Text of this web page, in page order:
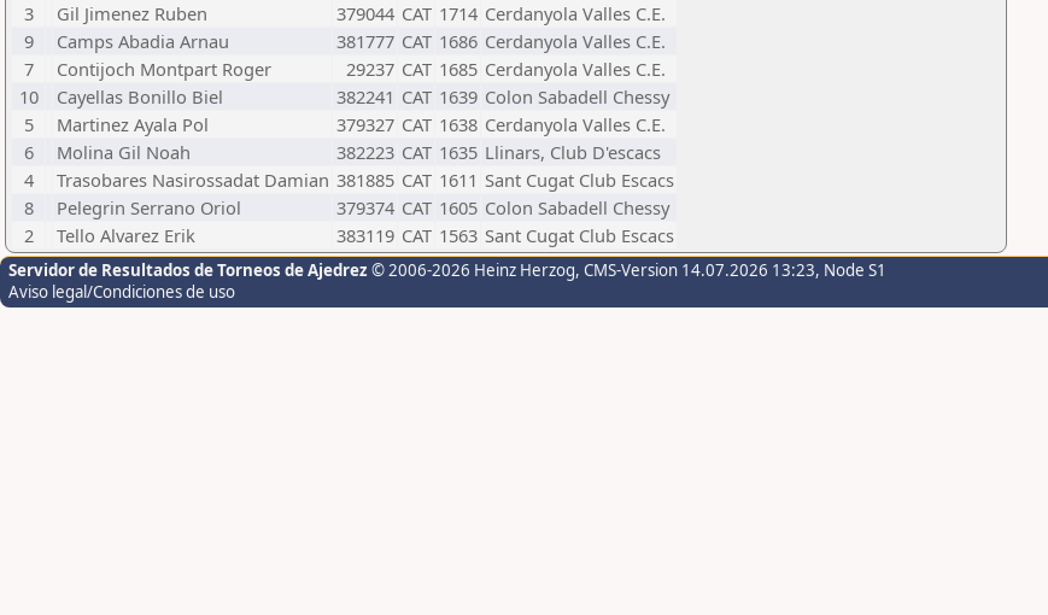
3
Gil Jimenez Ruben 379044 CAT 1714 Cerdanyola Valles C.E.
9
Camps Abadia Arnau 381777 CAT 1686 Cerdanyola Valles C.E.
7
Contijoch Montpart Roger 29237 CAT 1685 Cerdanyola Valles C.E.
10
Cayellas Bonillo Biel 382241 CAT 1639 Colon Sabadell Chessy
5
Martinez Ayala Pol 379327 CAT 1638 Cerdanyola Valles C.E.
6
Molina Gil Noah 382223 CAT 1635 Llinars, Club D'escacs
4
Trasobares Nasirossadat Damian 381885 CAT 1611 Sant Cugat Club Escacs
8
Pelegrin Serrano Oriol 379374 CAT 1605 Colon Sabadell Chessy
2
Tello Alvarez Erik 383119 CAT 1563 Sant Cugat Club Escacs
Servidor de Resultados de Torneos de Ajedrez © 2006-2026 Heinz Herzog, CMS-Version 14.07.2026 13:23, Node S1
Aviso legal/Condiciones de uso